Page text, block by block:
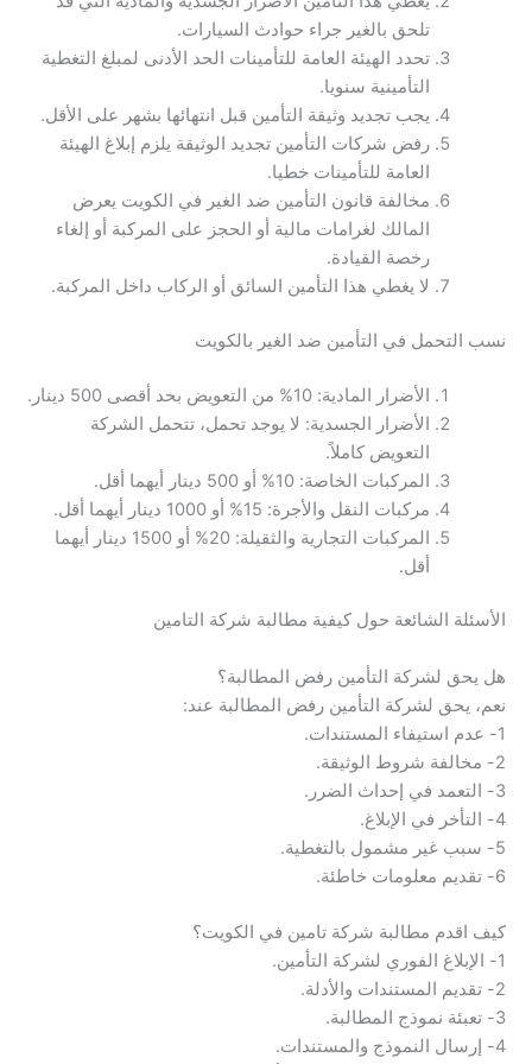
تلحق بالغير جراء حوادث السيارات.
تحدد الهيئة العامة للتأمينات الحد الأدنى لمبلغ التغطية
التأمينية سنويا.
يجب تجديد وثيقة التأمين قبل انتهائها بشهر على الأقل.
رفض شركات التأمين تجديد الوثيقة يلزم إبلاغ الهيئة
العامة للتأمينات خطيا.
مخالفة قانون التأمين ضد الغير في الكويت يعرض
المالك لغرامات مالية أو الحجز على المركبة أو إلغاء
رخصة القيادة.
لا يغطي هذا التأمين السائق أو الركاب داخل المركبة.
نسب التحمل في التأمين ضد الغير بالكويت
الأضرار المادية: 10% من التعويض بحد أقصى 500 دينار.
الأضرار الجسدية: لا يوجد تحمل، تتحمل الشركة
التعويض كاملاً.
المركبات الخاصة: 10% أو 500 دينار أيهما أقل.
مركبات النقل والأجرة: 15% أو 1000 دينار أيهما أقل.
المركبات التجارية والثقيلة: 20% أو 1500 دينار أيهما
أقل.
الأسئلة الشائعة حول كيفية مطالبة شركة التامين
هل يحق لشركة التأمين رفض المطالبة؟
نعم، يحق لشركة التأمين رفض المطالبة عند:
1- عدم استيفاء المستندات.
2- مخالفة شروط الوثيقة.
3- التعمد في إحداث الضرر.
4- التأخر في الإبلاغ.
5- سبب غير مشمول بالتغطية.
6- تقديم معلومات خاطئة.
كيف اقدم مطالبة شركة تامين في الكويت؟
1- الإبلاغ الفوري لشركة التأمين.
2- تقديم المستندات والأدلة.
3- تعبئة نموذج المطالبة.
4- إرسال النموذج والمستندات.